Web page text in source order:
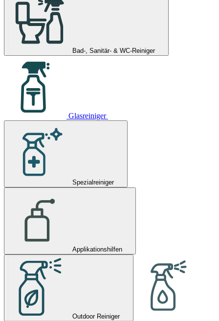
Bad-, Sanitär- & WC-Reiniger
Glasreiniger
Spezialreiniger
Applikationshilfen
Outdoor Reiniger